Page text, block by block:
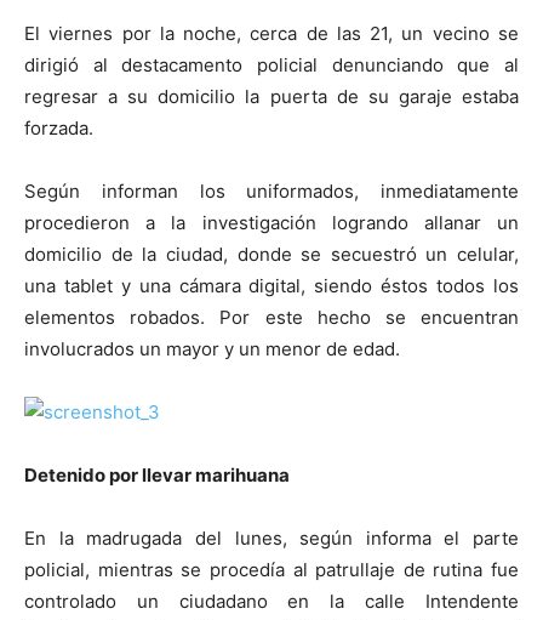
El viernes por la noche, cerca de las 21, un vecino se
dirigió al destacamento policial denunciando que al
regresar a su domicilio la puerta de su garaje estaba
forzada.
Según informan los uniformados, inmediatamente
procedieron a la investigación logrando allanar un
domicilio de la ciudad, donde se secuestró un celular,
una tablet y una cámara digital, siendo éstos todos los
elementos robados. Por este hecho se encuentran
involucrados un mayor y un menor de edad.
Detenido por llevar marihuana
En la madrugada del lunes, según informa el parte
policial, mientras se procedía al patrullaje de rutina fue
controlado un ciudadano en la calle Intendente